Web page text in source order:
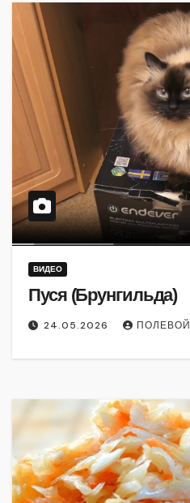
ВИДЕО
Пуся (Брунгильда)
24.05.2026 ПОЛЕВОЙ